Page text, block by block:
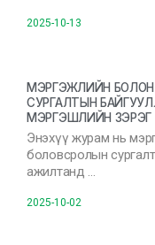
2025-10-13
МЭРГЭЖЛИЙН
СУРГАЛТЫН
МЭРГЭШЛИЙН ЗЭРЭГ
Энэхүү журам нь
боловсролын
ажилтанд …
2025-10-02